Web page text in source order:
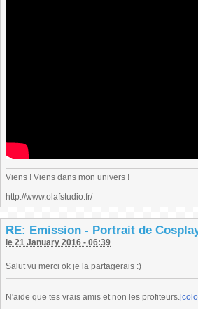
Viens ! Viens dans mon univers !
http://www.olafstudio.fr/
RE: Emission - Portrait de
le 21 January 2016 - 06:39
Salut vu merci ok je la partagerais :)
N'aide que tes vrais amis et non les profiteurs.